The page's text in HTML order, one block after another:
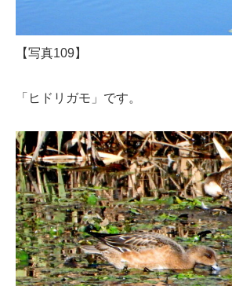
【写真109】
「ヒドリガモ」です。